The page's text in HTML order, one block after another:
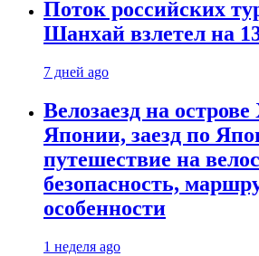
Поток российских
Шанхай взлетел на
7 дней ago
Велозаезд на
Японии, заезд по
путешествие на
безопасность,
особенности
1 неделя ago